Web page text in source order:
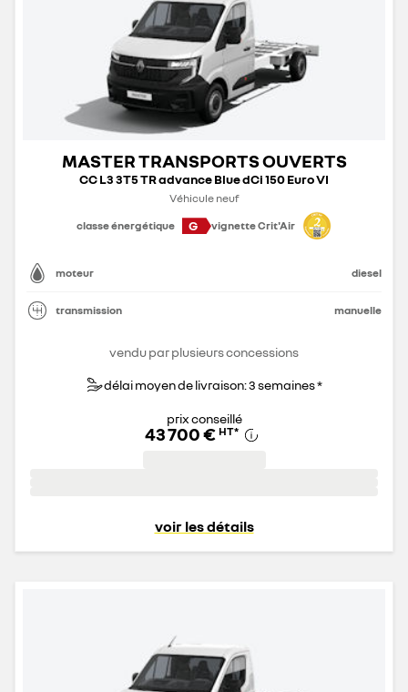
MASTER TRANSPORTS OUVERTS
CC L3 3T5 TR advance Blue dCi 150 Euro VI
Véhicule neuf
classe énergétique
G vignette Crit'Air
moteur diesel
transmission manuelle
vendu par plusieurs concessions
délai moyen de livraison: 3 semaines *
prix conseillé
43 700 € HT*
voir les détails